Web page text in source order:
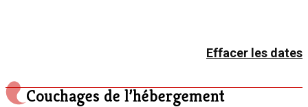
Effacer les dates
Couchages de l’hébergement